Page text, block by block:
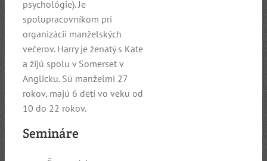
psychológie). Je
spolupracovníkom pri
organizácii manželských
večerov. Harry je ženatý s Kate
a žijú spolu v Somerset v
Anglicku. Sú manželmi 27
rokov, majú 6 detí vo veku od
10 do 22 rokov.
Semináre